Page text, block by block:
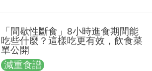
「間歇性斷食」8小時進食期間能
吃些什麼？這樣吃更有效，飲食菜
單公開
減重食譜